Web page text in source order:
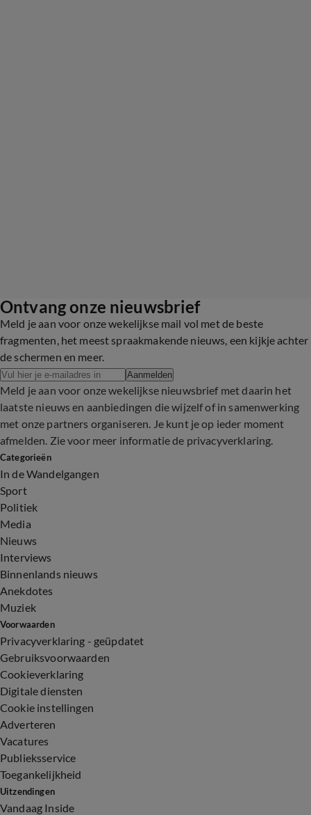
Ontvang onze nieuwsbrief
Meld je aan voor onze wekelijkse mail vol met de beste
fragmenten, het meest spraakmakende nieuws, een kijkje achter
de schermen en meer.
Aanmelden
Meld je aan voor onze wekelijkse nieuwsbrief met daarin het
laatste nieuws en aanbiedingen die wijzelf of in samenwerking
met onze partners organiseren. Je kunt je op ieder moment
afmelden. Zie voor meer informatie de privacyverklaring.
Categorieën
In de Wandelgangen
Sport
Politiek
Media
Nieuws
Interviews
Binnenlands nieuws
Anekdotes
Muziek
Voorwaarden
Privacyverklaring - geüpdatet
Gebruiksvoorwaarden
Cookieverklaring
Digitale diensten
Cookie instellingen
Adverteren
Vacatures
Publieksservice
Toegankelijkheid
Uitzendingen
Vandaag Inside